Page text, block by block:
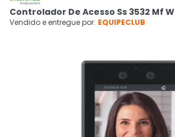
Cupons
Ativar tradutor em libras
CADASTRE-SE
Controlador De Acesso Ss 3532 Mf W
Vendido e entregue por: EQUIPECLUB